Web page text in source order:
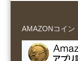
AMAZONコイン